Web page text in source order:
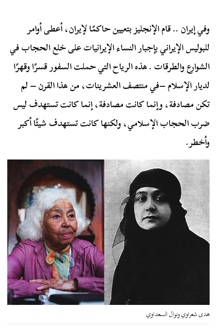
وفي إيران .. قام الإنجليز بتعيين حاكمًا لإيران، أعطى أوامر
للبوليس الإيراني بإجبار النساء الإيرانيات على خلع الحجاب في
الشوارع والطرقات . هذه الرياح التي حملت السفور قسرًا وقهرًا
لديار الإسلام –في منتصف العشرينات، من هذا القرن – لم
تكن مصادفة، وإنما كانت مصادفة، إنما كانت تستهدف ليس
ضرب الحجاب الإسلامي، ولكنها كانت تستهدف شيئًا أكبر
وأخطر.
هدى شعراوي ونوال السعداوي